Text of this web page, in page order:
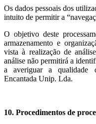
Os dados pessoais dos
intuito de permitir a
O objetivo deste
armazenamento e
vista à realização de
análise não permitirá a
a averiguar a qualidade
Encantada Unip. Lda.
10. Procedimentos de